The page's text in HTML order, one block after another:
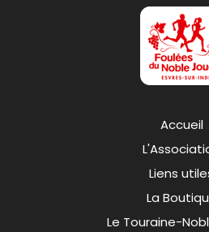
Accueil
Liens
La
Le Touraine-